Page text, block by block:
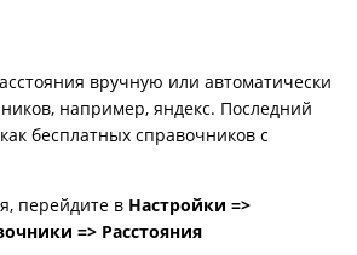
вручную или автоматически
например, яндекс. Последний
бесплатных справочников с
перейдите в Настройки =>
=> Расстояния